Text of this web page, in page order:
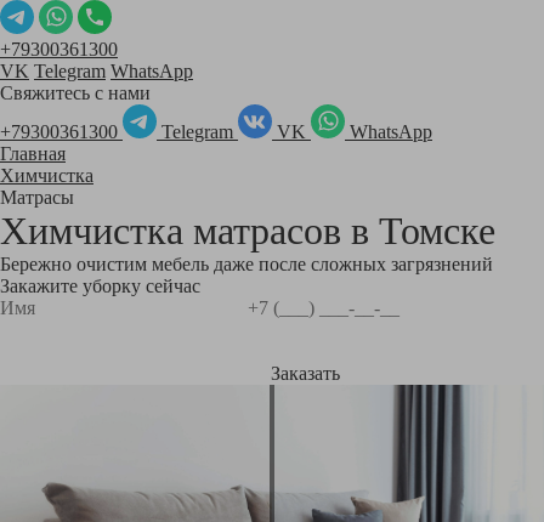
+79300361300
VK Telegram WhatsApp
Свяжитесь с нами
+79300361300
Telegram VK
WhatsApp
Главная
Химчистка
Матрасы
Химчистка матрасов в Томске
Бережно очистим мебель даже после сложных загрязнений
Закажите уборку сейчас
Заказать